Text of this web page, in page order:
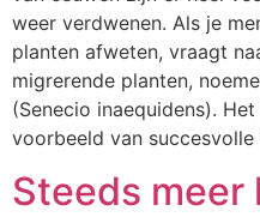
weer verdwenen. Als je
planten afweten, vraagt
migrerende planten,
(Senecio inaequidens).
voorbeeld van
Steeds meer